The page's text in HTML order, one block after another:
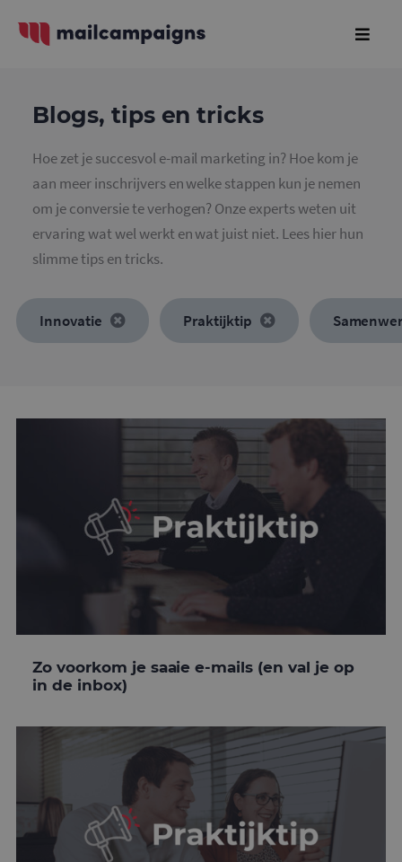
Blogs, tips en tricks
Hoe zet je succesvol e-mail marketing in? Hoe kom je
aan meer inschrijvers en welke stappen kun je nemen
om je conversie te verhogen? Onze experts weten uit
ervaring wat wel werkt en wat juist niet. Lees hier hun
slimme tips en tricks.
Innovatie Praktijktip
Zo voorkom je saaie e-mails (en val je op
in de inbox)